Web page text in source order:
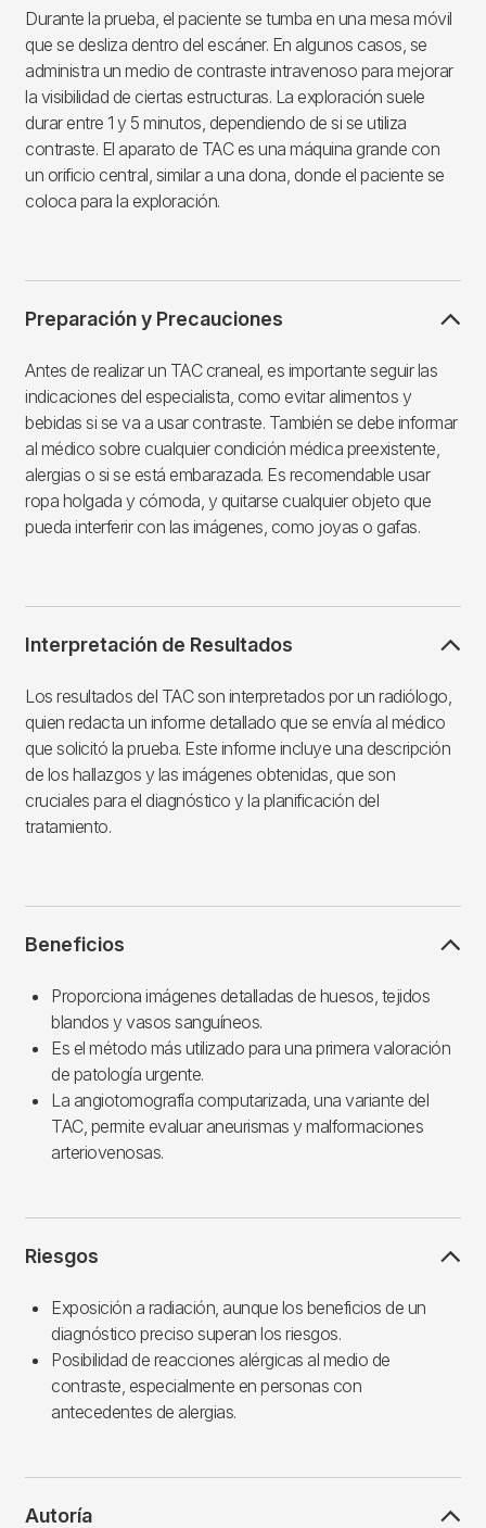
Durante la prueba, el paciente se tumba en una mesa móvil
que se desliza dentro del escáner. En algunos casos, se
administra un medio de contraste intravenoso para mejorar
la visibilidad de ciertas estructuras. La exploración suele
durar entre 1 y 5 minutos, dependiendo de si se utiliza
contraste. El aparato de TAC es una máquina grande con
un orificio central, similar a una dona, donde el paciente se
coloca para la exploración.
Preparación y Precauciones
Antes de realizar un TAC craneal, es importante seguir las
indicaciones del especialista, como evitar alimentos y
bebidas si se va a usar contraste. También se debe informar
al médico sobre cualquier condición médica preexistente,
alergias o si se está embarazada. Es recomendable usar
ropa holgada y cómoda, y quitarse cualquier objeto que
pueda interferir con las imágenes, como joyas o gafas.
Interpretación de Resultados
Los resultados del TAC son interpretados por un radiólogo,
quien redacta un informe detallado que se envía al médico
que solicitó la prueba. Este informe incluye una descripción
de los hallazgos y las imágenes obtenidas, que son
cruciales para el diagnóstico y la planificación del
tratamiento.
Beneficios
Proporciona imágenes detalladas de huesos, tejidos
blandos y vasos sanguíneos.
Es el método más utilizado para una primera valoración
de patología urgente.
La angiotomografía computarizada, una variante del
TAC, permite evaluar aneurismas y malformaciones
arteriovenosas.
Riesgos
Exposición a radiación, aunque los beneficios de un
diagnóstico preciso superan los riesgos.
Posibilidad de reacciones alérgicas al medio de
contraste, especialmente en personas con
antecedentes de alergias.
Autoría